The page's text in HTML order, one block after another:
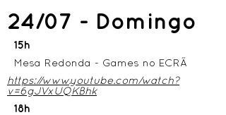
24/07 - Domingo
15h
Mesa Redonda - Games no ECRÃ
https://www.youtube.com/watch?
v=6gJVxUQKBhk
18h